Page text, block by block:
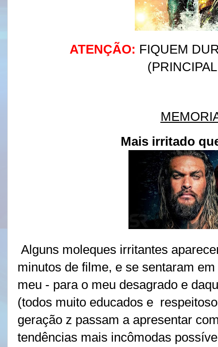
ATENÇÃO: FIQUEM
Mais irritado
Alguns moleques irritantes
minutos de filme, e se sentaram
meu - para o meu desagrado e
(todos muito educados e
geração z passam a apresentar
tendências mais incômodas